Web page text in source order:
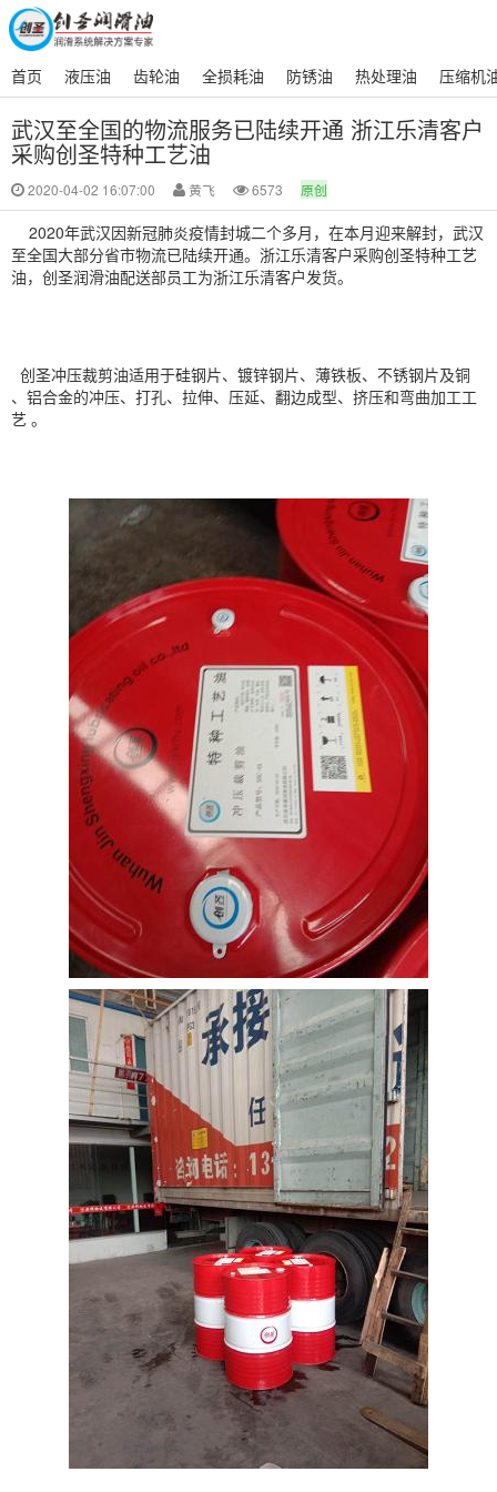
首页 液压油 齿轮油 全损耗油 防锈油 热处理油 压缩机
武汉至全国的物流服务已陆续开通 浙江乐清客户
采购创圣特种工艺油
2020-04-02 16:07:00 黄飞 6573 原创
2020年武汉因新冠肺炎疫情封城二个多月，在本月迎来解封，武汉
至全国大部分省市物流已陆续开通。浙江乐清客户采购创圣特种工艺
油，创圣润滑油配送部员工为浙江乐清客户发货。
创圣冲压裁剪油适用于硅钢片、镀锌钢片、薄铁板、不锈钢片及铜
、铝合金的冲压、打孔、拉伸、压延、翻边成型、挤压和弯曲加工工
艺 。